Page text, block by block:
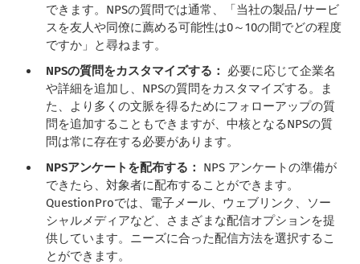
できます。NPSの質問では通常、「当社の製品/サービ
スを友人や同僚に薦める可能性は0～10の間でどの程度
ですか」と尋ねます。
NPSの質問をカスタマイズする： 必要に応じて企業名
や詳細を追加し、NPSの質問をカスタマイズする。ま
た、より多くの文脈を得るためにフォローアップの質
問を追加することもできますが、中核となるNPSの質
問は常に存在する必要があります。
NPSアンケートを配布する： NPS アンケートの準備が
できたら、対象者に配布することができます。
QuestionProでは、電子メール、ウェブリンク、ソー
シャルメディアなど、さまざまな配信オプションを提
供しています。ニーズに合った配信方法を選択するこ
とができます。